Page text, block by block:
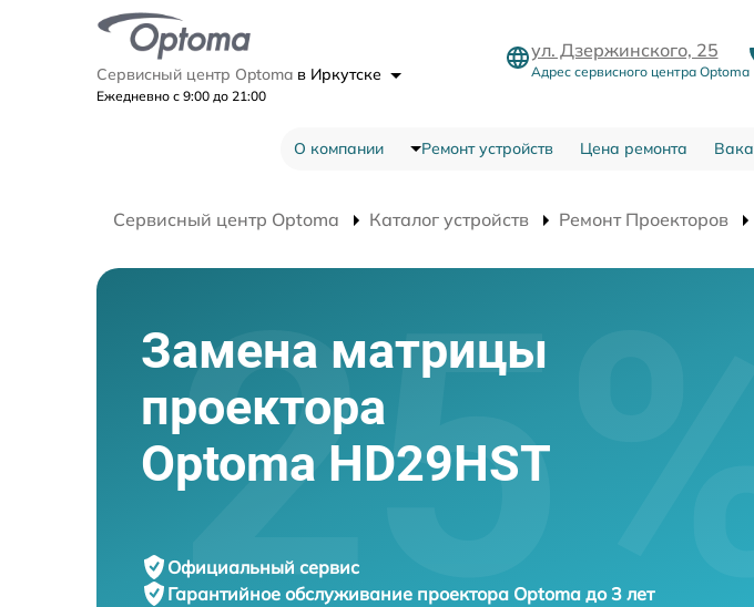
Сервисный центр Optoma в Иркутске
Ежедневно с 9:00 до 21:00
ул. Дзержинского, 25
Адрес сервисного центра Optoma
О компании Ремонт устройств Цена ремонта
Сервисный центр Optoma Каталог устройств Ремонт Проекторов
Замена матрицы
проектора
Optoma HD29HST
Официальный сервис
Гарантийное обслуживание проектора Optoma до 3 лет